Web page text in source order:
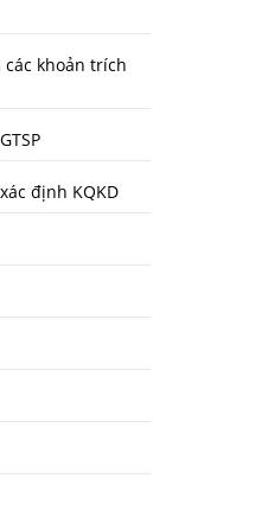
khoản trích
định KQKD